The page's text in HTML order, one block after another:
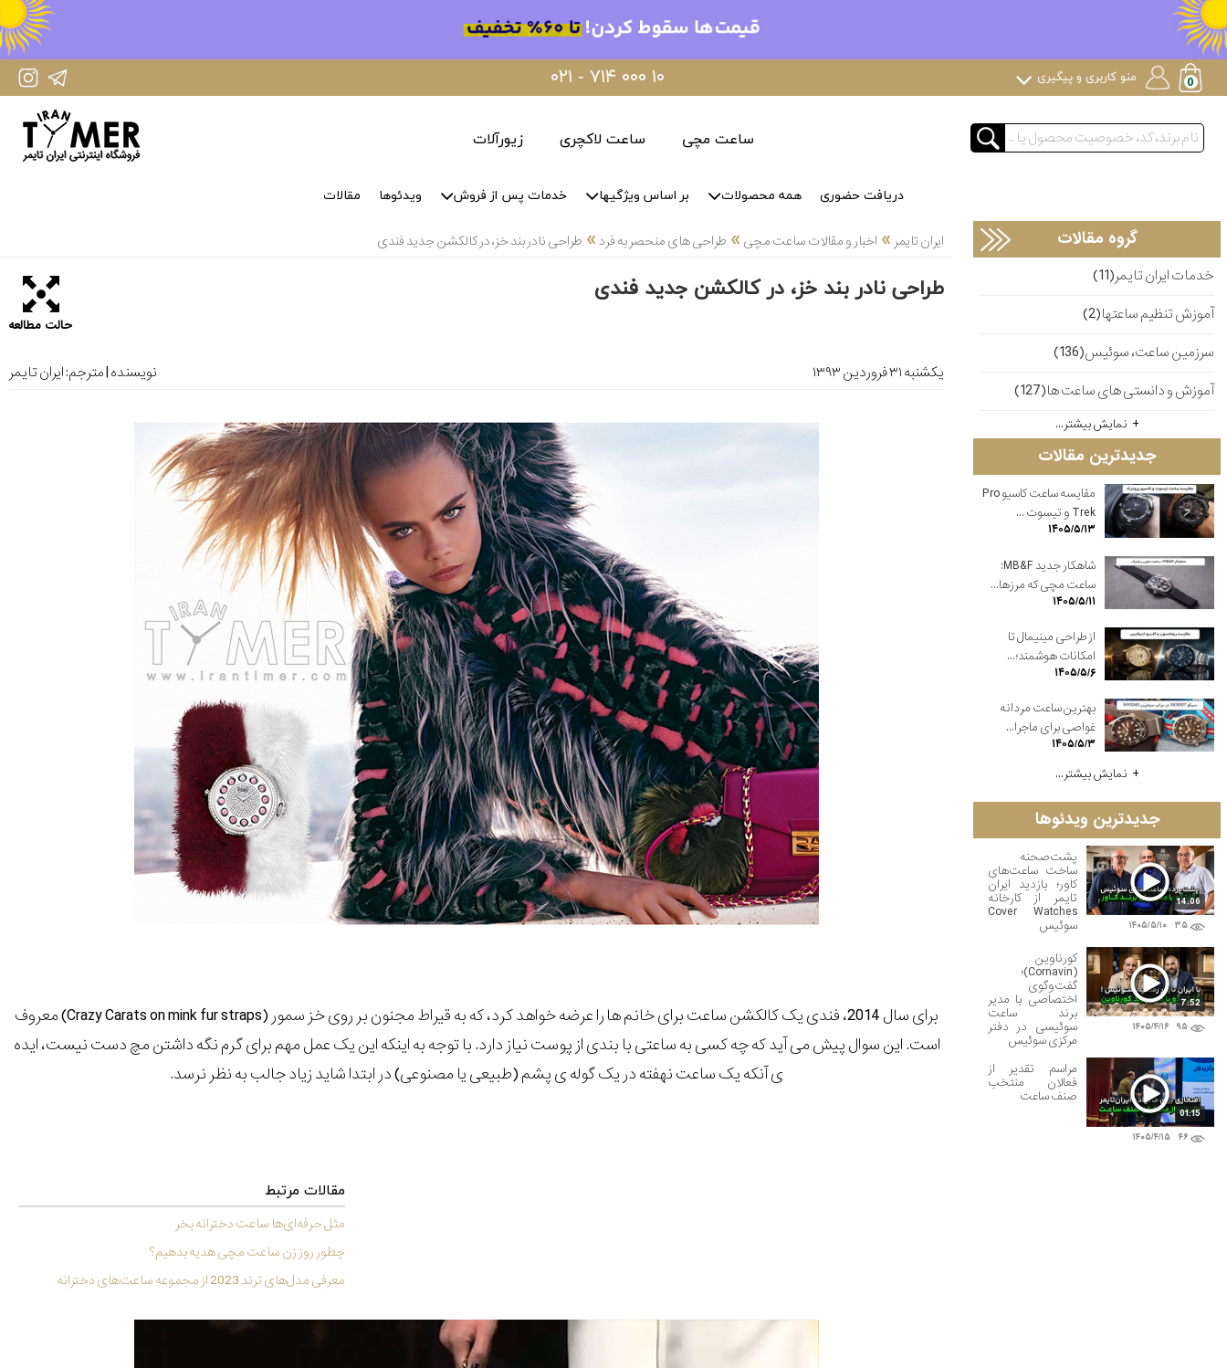
IranTimer Instagram Page ۰۲۱ - ۷۱۴ ۰۰۰ ۱۰ منو کاربری و پیگیری
ساعت مچی ساعت لاکچری زیورآلات
دریافت حضوری همه محصولات بر اساس ویژگیها خدمات پس از فروش ویدئوها مقالات
ایران تایمر » اخبار و مقالات ساعت مچی» طراحی های منحصر به فرد» طراحی نادر بند خز، در کالکشن جدید فندی
طراحی نادر بند خز، در کالکشن جدید فندی
حالت مطالعه
یکشنبه ۳۱ فروردین ۱۳۹۳ نویسنده | مترجم:ایران تایمر
برای سال 2014، فندی یک کالکشن ساعت برای خانم ها را عرضه خواهد کرد، که به قیراط مجنون بر روی خز سمور (Crazy Carats on mink fur straps) معروف
است. این سوال پیش می آید که چه کسی به ساعتی با بندی از پوست نیاز دارد. با توجه به اینکه این یک عمل مهم برای گرم نگه داشتن مچ دست نیست، ایده
ی آنکه یک ساعت نهفته در یک گوله ی پشم (طبیعی یا مصنوعی) در ابتدا شاید زیاد جالب به نظر نرسد.
مقالات مرتبط
مثل حرفه‌ای‌ها ساعت دخترانه بخر
چطور روز زن ساعت مچی هدیه بدهیم؟
معرفی مدل‌های ترند 2023 از مجموعه ساعت‌های دخترانه
گروه مقالات
خدمات ایران تایمر(11)
آموزش تنظیم ساعتها(2)
سرزمین ساعت، سوئیس(136)
آموزش و دانستی های ساعت ها(127)
نمایش بیشتر...
جدیدترین مقالات
مقایسه ساعت کاسیو Pro
Trek و تیسوت ...
۱۴۰۵/۵/۱۳
شاهکار جدید MB&F:
ساعت مچی که مرزها...
۱۴۰۵/۵/۱۱
از طراحی مینیمال تا
امکانات هوشمند؛...
۱۴۰۵/۵/۶
بهترین ساعت مردانه
غواصی برای ماجرا...
۱۴۰۵/۵/۳
نمایش بیشتر...
جدیدترین ویدئوها
۳۵ ۱۴۰۵/۵/۱۰
14:06
پشت‌صحنه
ساخت ساعت‌های
کاور؛ بازدید ایران
تایمر از کارخانه
Cover Watches
سوئیس
۹۵ ۱۴۰۵/۴/۱۶
7:52
کورناوین
(Cornavin)؛
گفت‌وگوی
اختصاصی با مدیر
برند ساعت
سوئیسی در دفتر
مرکزی سوئیس
۴۶ ۱۴۰۵/۴/۱۵
01:15
مراسم تقدیر از
فعالان منتخب
صنف ساعت